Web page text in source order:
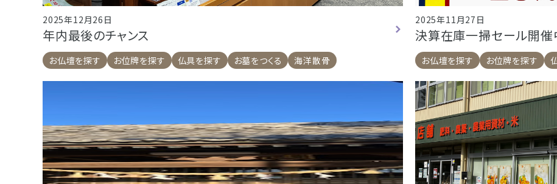
2025年12月26日
年内最後のチャンス
お仏壇を探す お位牌を探す 仏具を探す お墓をつくる 海洋散骨
2025年11月27日
決算在庫一掃セール開催
お仏壇を探す お位牌を探す